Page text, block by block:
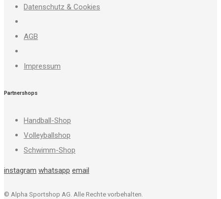
Datenschutz & Cookies
AGB
Impressum
Partnershops
Handball-Shop
Volleyballshop
Schwimm-Shop
instagram whatsapp email
© Alpha Sportshop AG. Alle Rechte vorbehalten.